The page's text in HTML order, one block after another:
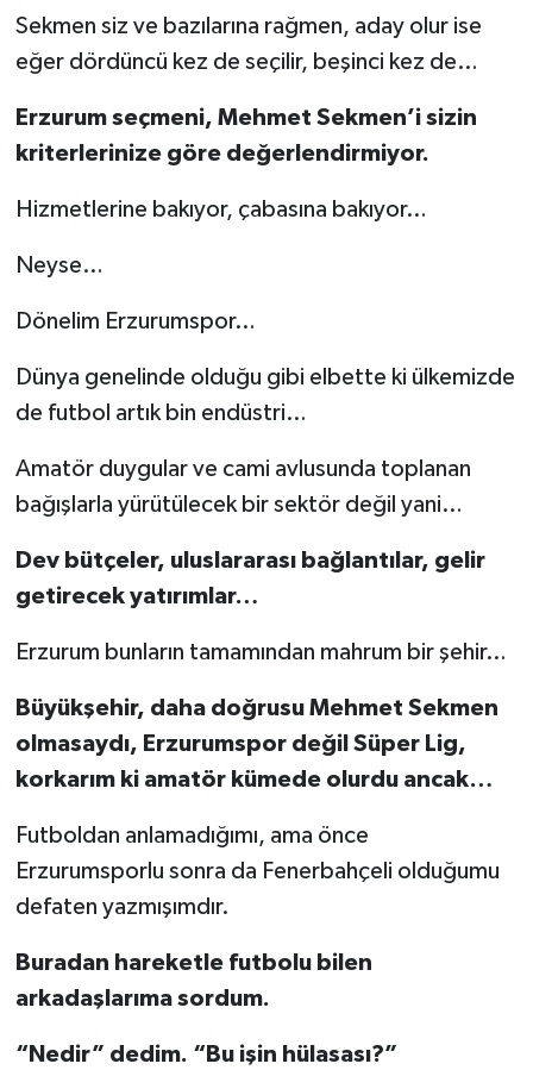
Sekmen siz ve bazılarına rağmen, aday olur ise
eğer dördüncü kez de seçilir, beşinci kez de…
Erzurum seçmeni, Mehmet Sekmen’i sizin
kriterlerinize göre değerlendirmiyor.
Hizmetlerine bakıyor, çabasına bakıyor…
Neyse…
Dönelim Erzurumspor…
Dünya genelinde olduğu gibi elbette ki ülkemizde
de futbol artık bin endüstri…
Amatör duygular ve cami avlusunda toplanan
bağışlarla yürütülecek bir sektör değil yani…
Dev bütçeler, uluslararası bağlantılar, gelir
getirecek yatırımlar…
Erzurum bunların tamamından mahrum bir şehir…
Büyükşehir, daha doğrusu Mehmet Sekmen
olmasaydı, Erzurumspor değil Süper Lig,
korkarım ki amatör kümede olurdu ancak…
Futboldan anlamadığımı, ama önce
Erzurumsporlu sonra da Fenerbahçeli olduğumu
defaten yazmışımdır.
Buradan hareketle futbolu bilen
arkadaşlarıma sordum.
“Nedir” dedim. “Bu işin hülasası?”